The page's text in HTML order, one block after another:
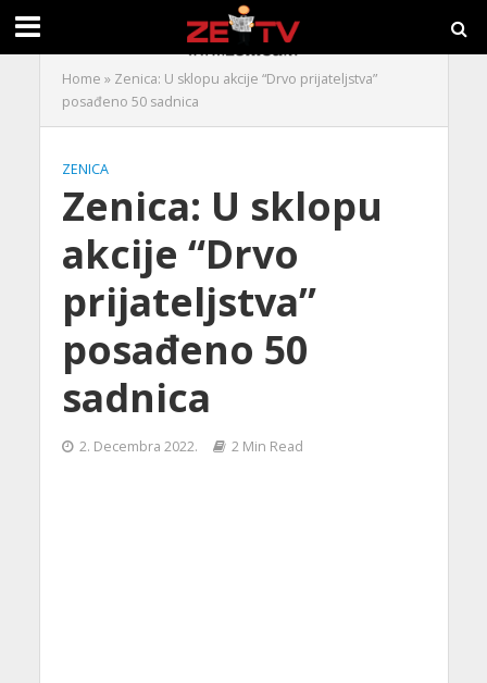
Home » Zenica: U sklopu akcije “Drvo prijateljstva”
posađeno 50 sadnica
ZENICA
Zenica: U sklopu
akcije “Drvo
prijateljstva”
posađeno 50
sadnica
2. Decembra 2022. 2 Min Read